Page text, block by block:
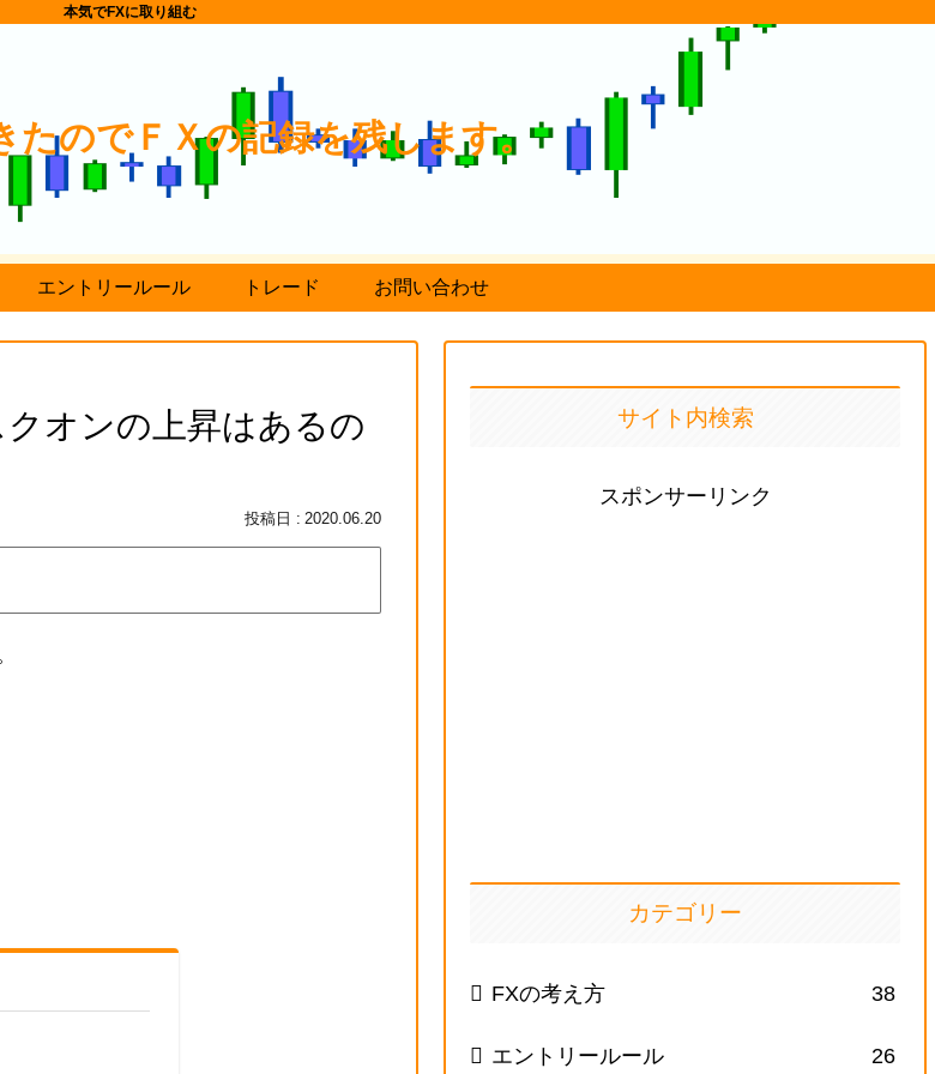
本気でFXに取り組む
たのでＦＸの記録を残します。
エントリールール トレード お問い合わせ
オンの上昇はあるの
2020.06.20
サイト内検索
スポンサーリンク
カテゴリー
FXの考え方 38
エントリールール 26